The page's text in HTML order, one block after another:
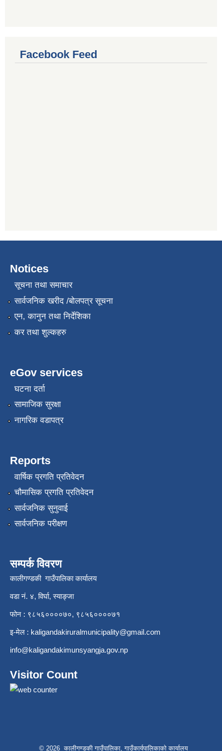
Facebook Feed
Notices
सूचना तथा समाचार
सार्वजनिक खरीद /बोलपत्र सूचना
एन, कानुन तथा निर्देशिका
कर तथा शुल्कहरु
eGov services
घटना दर्ता
सामाजिक सुरक्षा
नागरिक वडापत्र
Reports
वार्षिक प्रगति प्रतिवेदन
चौमासिक प्रगति प्रतिवेदन
सार्वजनिक सुनुवाई
सार्वजनिक परीक्षण
सम्पर्क विवरण
कालीगण्डकी गाउँपालिका कार्यालय
वडा नं. ४, विर्घा, स्याङ्जा
फोन : ९८५६००००७०, ९८५६००००७१
इ-मेल : kaligandakiruralmunicipality@gmail.com
info@kaligandakimunsyangja.gov.np
Visitor Count
© 2026 कालीगण्डकी गाउँपालिका, गाउँकार्यपालिकाको कार्यालय